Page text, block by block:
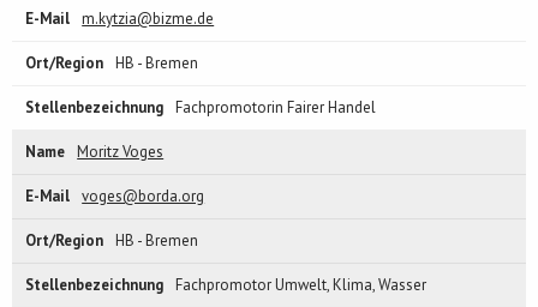
m.kytzia@bizme.de
HB - Bremen
Fachpromotorin Fairer Handel
Moritz Voges
voges@borda.org
HB - Bremen
Fachpromotor Umwelt, Klima, Wasser